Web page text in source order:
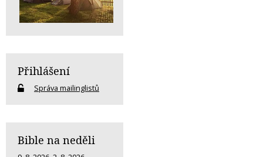
Přihlášení
Správa mailinglistů
Bible na neděli